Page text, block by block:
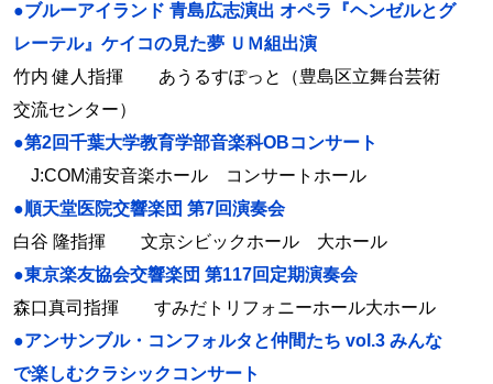
●ブルーアイランド 青島広志演出 オペラ『ヘンゼルとグ
レーテル』ケイコの見た夢 ＵＭ組出演
竹内 健人指揮 あうるすぽっと（豊島区立舞台芸術
交流センター）
●第2回千葉大学教育学部音楽科OBコンサート
J:COM浦安音楽ホール コンサートホール
●順天堂医院交響楽団 第7回演奏会
白谷 隆指揮 文京シビックホール 大ホール
●東京楽友協会交響楽団 第117回定期演奏会
森口真司指揮 すみだトリフォニーホール大ホール
●アンサンブル・コンフォルタと仲間たち vol.3 みんな
で楽しむクラシックコンサート